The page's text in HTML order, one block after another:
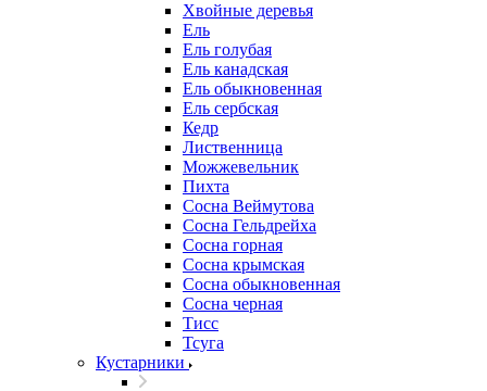
Хвойные деревья
Ель
Ель голубая
Ель канадская
Ель обыкновенная
Ель сербская
Кедр
Лиственница
Можжевельник
Пихта
Сосна Веймутова
Сосна Гельдрейха
Сосна горная
Сосна крымская
Сосна обыкновенная
Сосна черная
Тисс
Тсуга
Кустарники